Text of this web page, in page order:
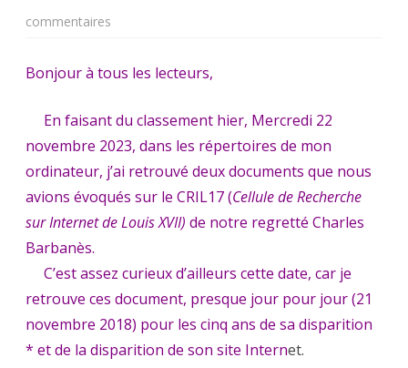
commentaires
mot
du
Gouverneur
Louis
XVII
Bonjour à tous les lecteurs,
En faisant du classement hier, Mercredi 22
novembre 2023, dans les répertoires de mon
ordinateur, j’ai retrouvé deux documents que nous
avions évoqués sur le CRIL17 (Cellule de Recherche
sur Internet de Louis XVII) de notre regretté Charles
Barbanès.
C’est assez curieux d’ailleurs cette date, car je
retrouve ces document, presque jour pour jour (21
novembre 2018) pour les cinq ans de sa disparition
* et de la disparition de son site Internet.